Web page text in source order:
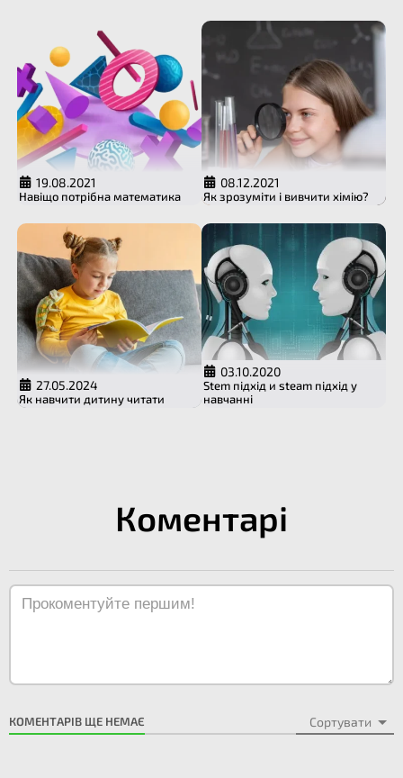
19.08.2021
Навіщо потрібна математика
08.12.2021
Як зрозуміти і вивчити хімію?
27.05.2024
Як навчити дитину читати
03.10.2020
Stem підхід и steam підхід у
навчанні
Коментарі
КОМЕНТАРІВ ЩЕ НЕМАЄ Сортувати